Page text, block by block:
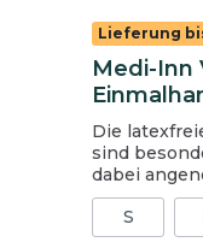
Lieferung
Medi-Inn
Die
sind
dabei
leichte
das
S